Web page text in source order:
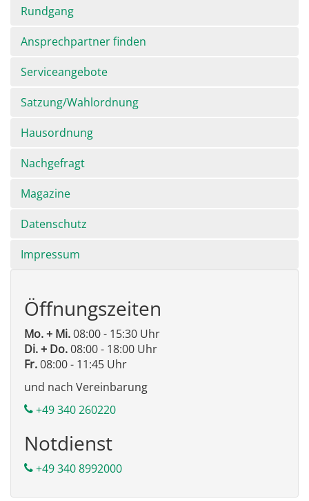
Rundgang
Ansprechpartner finden
Serviceangebote
Satzung/Wahlordnung
Hausordnung
Nachgefragt
Magazine
Datenschutz
Impressum
Öffnungszeiten
Mo. + Mi.08:00 - 15:30 Uhr
Di. + Do.08:00 - 18:00 Uhr
Fr.08:00 - 11:45 Uhr
und nach Vereinbarung
+49 340 260220
Notdienst
+49 340 8992000